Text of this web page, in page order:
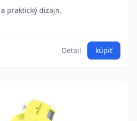
praktický dizajn.
Detail kúpiť